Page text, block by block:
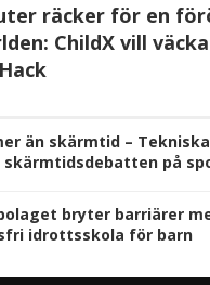
räcker för en
ChildX vill
än skärmtid –
skärmtidsdebatten på
bryter barriärer
idrottsskola för barn